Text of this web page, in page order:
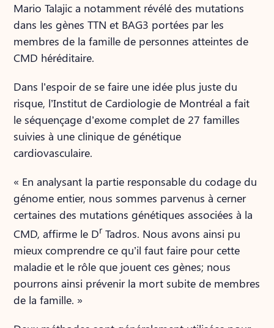
Mario Talajic a notamment révélé des mutations
dans les gènes TTN et BAG3 portées par les
membres de la famille de personnes atteintes de
CMD héréditaire.
Dans l’espoir de se faire une idée plus juste du
risque, l’Institut de Cardiologie de Montréal a fait
le séquençage d’exome complet de 27 familles
suivies à une clinique de génétique
cardiovasculaire.
« En analysant la partie responsable du codage du
génome entier, nous sommes parvenus à cerner
certaines des mutations génétiques associées à la
CMD, affirme le DrTadros. Nous avons ainsi pu
mieux comprendre ce qu’il faut faire pour cette
maladie et le rôle que jouent ces gènes; nous
pourrons ainsi prévenir la mort subite de membres
de la famille. »